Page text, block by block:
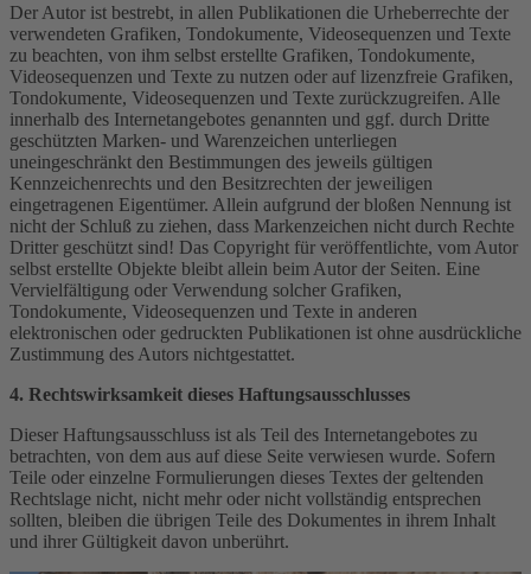
Der Autor ist bestrebt, in allen Publikationen die Urheberrechte der
verwendeten Grafiken, Tondokumente, Videosequenzen und Texte
zu beachten, von ihm selbst erstellte Grafiken, Tondokumente,
Videosequenzen und Texte zu nutzen oder auf lizenzfreie Grafiken,
Tondokumente, Videosequenzen und Texte zurückzugreifen. Alle
innerhalb des Internetangebotes genannten und ggf. durch Dritte
geschützten Marken- und Warenzeichen unterliegen
uneingeschränkt den Bestimmungen des jeweils gültigen
Kennzeichenrechts und den Besitzrechten der jeweiligen
eingetragenen Eigentümer. Allein aufgrund der bloßen Nennung ist
nicht der Schluß zu ziehen, dass Markenzeichen nicht durch Rechte
Dritter geschützt sind! Das Copyright für veröffentlichte, vom Autor
selbst erstellte Objekte bleibt allein beim Autor der Seiten. Eine
Vervielfältigung oder Verwendung solcher Grafiken,
Tondokumente, Videosequenzen und Texte in anderen
elektronischen oder gedruckten Publikationen ist ohne ausdrückliche
Zustimmung des Autors nichtgestattet.
4. Rechtswirksamkeit dieses Haftungsausschlusses
Dieser Haftungsausschluss ist als Teil des Internetangebotes zu
betrachten, von dem aus auf diese Seite verwiesen wurde. Sofern
Teile oder einzelne Formulierungen dieses Textes der geltenden
Rechtslage nicht, nicht mehr oder nicht vollständig entsprechen
sollten, bleiben die übrigen Teile des Dokumentes in ihrem Inhalt
und ihrer Gültigkeit davon unberührt.